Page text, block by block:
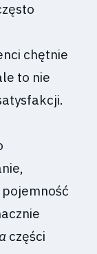
chętnie
to nie
części